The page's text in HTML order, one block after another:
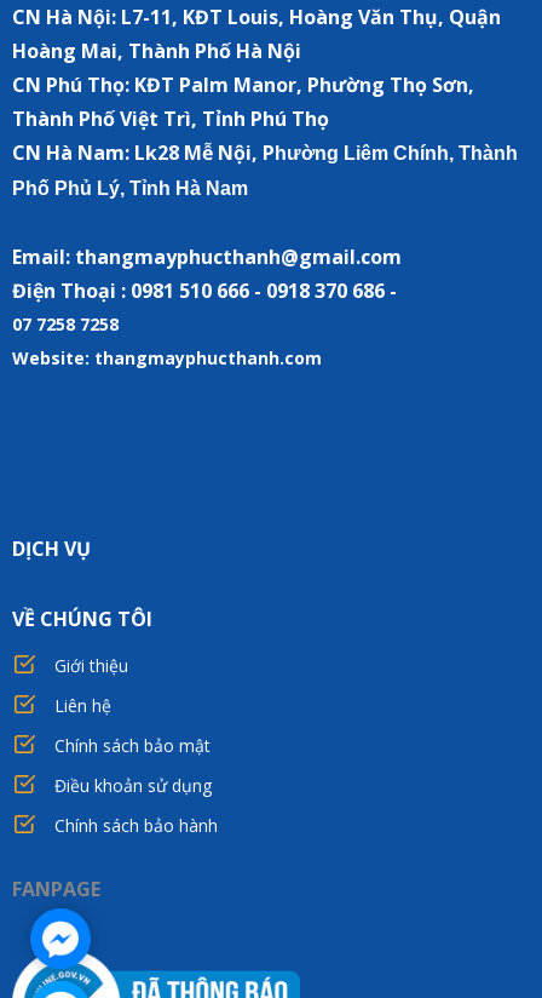
CN Hà Nội: L7-11, KĐT Louis, Hoàng Văn Thụ, Quận
Hoàng Mai, Thành Phố Hà Nội
CN Phú Thọ: KĐT Palm Manor, Phường Thọ Sơn,
Thành Phố Việt Trì, Tỉnh Phú Thọ
CN Hà Nam: Lk28 Mễ Nội, P hường Liêm Chính, Thành
Phố Phủ Lý, Tỉnh Hà Nam
Email: thangmayphucthanh@gmail.com
Điện Thoại : 0981 510 666 - 0918 370 686 -
07 7258 7258
Website: thangmayphucthanh.com
DỊCH VỤ
VỀ CHÚNG TÔI
Giới thiệu
Liên hệ
Chính sách bảo mật
Điều khoản sử dụng
Chính sách bảo hành
FANPAGE